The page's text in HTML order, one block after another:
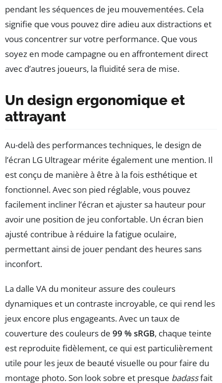
pendant les séquences de jeu mouvementées. Cela
signifie que vous pouvez dire adieu aux distractions et
vous concentrer sur votre performance. Que vous
soyez en mode campagne ou en affrontement direct
avec d’autres joueurs, la fluidité sera de mise.
Un design ergonomique et
attrayant
Au-delà des performances techniques, le design de
l’écran LG Ultragear mérite également une mention. Il
est conçu de manière à être à la fois esthétique et
fonctionnel. Avec son pied réglable, vous pouvez
facilement incliner l’écran et ajuster sa hauteur pour
avoir une position de jeu confortable. Un écran bien
ajusté contribue à réduire la fatigue oculaire,
permettant ainsi de jouer pendant des heures sans
inconfort.
La dalle VA du moniteur assure des couleurs
dynamiques et un contraste incroyable, ce qui rend les
jeux encore plus engageants. Avec un taux de
couverture des couleurs de 99 % sRGB, chaque teinte
est reproduite fidèlement, ce qui est particulièrement
utile pour les jeux de beauté visuelle ou pour faire du
montage photo. Son look sobre et presque badassfait